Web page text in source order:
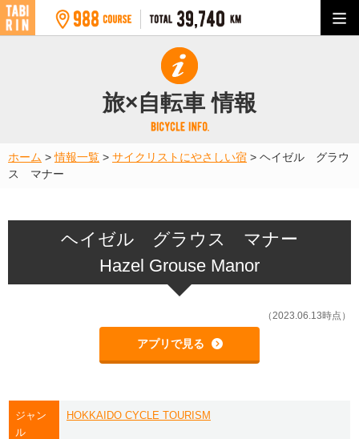
旅×自転車 情報
ホーム >情報一覧 > サイクリストにやさしい宿 > ヘイゼル グラウ
ス マナー
ヘイゼル グラウス マナー
Hazel Grouse Manor
（2023.06.13時点）
アプリで見る
ジャン
ル
HOKKAIDO CYCLE TOURISM